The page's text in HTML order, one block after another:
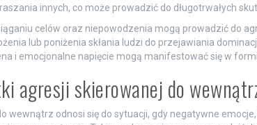
innych, co może prowadzić do długotrwałych
celów oraz niepowodzenia mogą prowadzić do
lub poniżenia skłania ludzi do przejawiania
i emocjonalne napięcie mogą manifestować się w
agresji skierowanej do
wewnątrz odnosi się do sytuacji, gdy negatywne